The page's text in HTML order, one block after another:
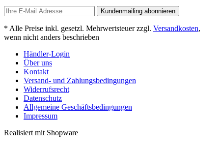
Kundenmailing abonnieren
* Alle Preise inkl. gesetzl. Mehrwertsteuer zzgl. Versandkosten,
wenn nicht anders beschrieben
Händler-Login
Über uns
Kontakt
Versand- und Zahlungsbedingungen
Widerrufsrecht
Datenschutz
Allgemeine Geschäftsbedingungen
Impressum
Realisiert mit Shopware